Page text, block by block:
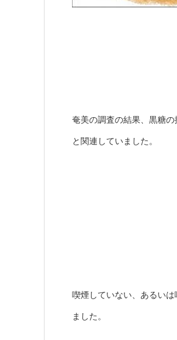
奄美の調査の結果、黒糖
と関連していました。
喫煙していない、あるい
ました。